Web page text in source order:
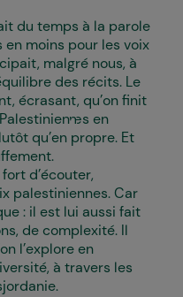
du temps à la parole
en moins pour les voix
malgré nous, à
des récits. Le
écrasant, qu’on finit
en
qu’en propre. Et
d’écouter,
palestiniennes. Car
: il est lui aussi fait
de complexité. Il
l’explore en
à travers les